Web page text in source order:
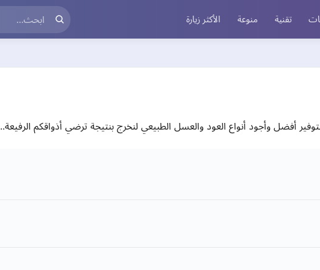
تقنية منوعة الأكثر زيارة
أفضل وأجود أنواع العود والعسل الطبيعي لنخرج بنتيجة ترضي أذواقكم الرفيعة..